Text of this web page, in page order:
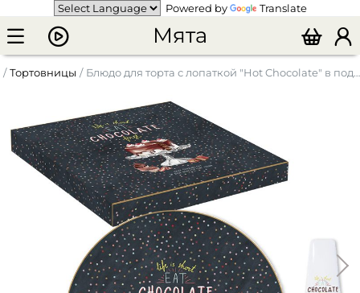
Powered by Translate
Мята
Тортовницы Блюдо для торта с лопаткой "Hot Chocolate" в подарочной упаковке